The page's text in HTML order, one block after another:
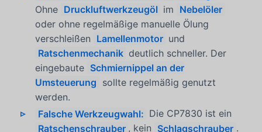
Ohne Druckluftwerkzeugöl im Nebelöler
oder ohne regelmäßige manuelle Ölung
verschleißen Lamellenmotor und
Ratschenmechanik deutlich schneller. Der
eingebaute Schmiernippel an der
Umsteuerung sollte regelmäßig genutzt
werden.
Falsche Werkzeugwahl: Die CP7830 ist ein
Ratschenschrauber , kein Schlagschrauber .